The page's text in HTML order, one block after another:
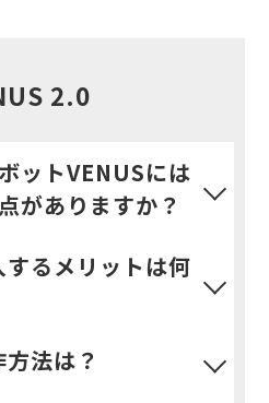
2.0
ットVENUSには
がありますか？
るメリットは何
法は？